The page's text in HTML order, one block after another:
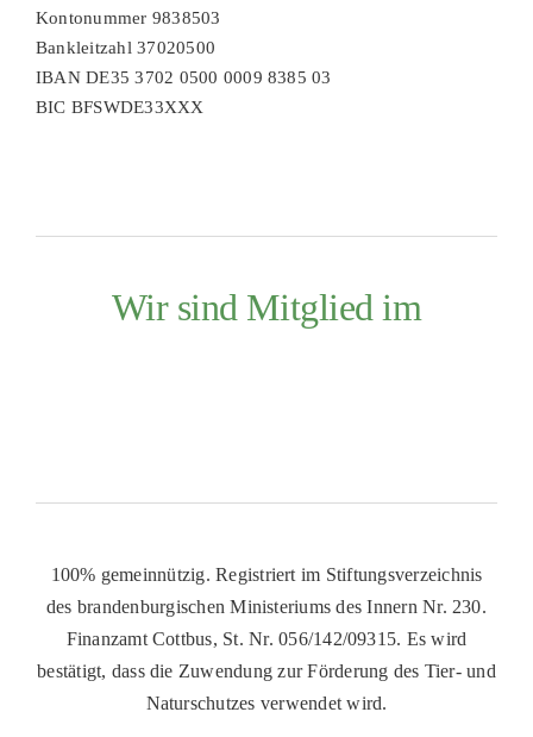
Kontonummer 9838503
Bankleitzahl 37020500
IBAN DE35 3702 0500 0009 8385 03
BIC BFSWDE33XXX
Wir sind Mitglied im
100% gemeinnützig. Registriert im Stiftungsverzeichnis
des brandenburgischen Ministeriums des Innern Nr. 230.
Finanzamt Cottbus, St. Nr. 056/142/09315. Es wird
bestätigt, dass die Zuwendung zur Förderung des Tier- und
Naturschutzes verwendet wird.